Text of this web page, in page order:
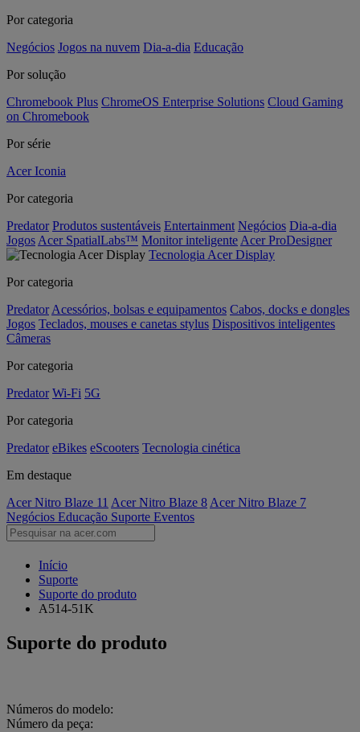
Por categoria
Negócios Jogos na nuvem Dia-a-dia Educação
Por solução
Chromebook Plus ChromeOS Enterprise Solutions Cloud Gaming
on Chromebook
Por série
Acer Iconia
Por categoria
Predator Produtos sustentáveis Entertainment Negócios Dia-a-dia
Jogos Acer SpatialLabs™ Monitor inteligente Acer ProDesigner
Tecnologia Acer Display
Por categoria
Predator Acessórios, bolsas e equipamentos Cabos, docks e dongles
Jogos Teclados, mouses e canetas stylus Dispositivos inteligentes
Câmeras
Por categoria
Predator Wi-Fi 5G
Por categoria
Predator eBikes eScooters Tecnologia cinética
Em destaque
Acer Nitro Blaze 11 Acer Nitro Blaze 8 Acer Nitro Blaze 7
Negócios Educação Suporte Eventos
Início
Suporte
Suporte do produto
A514-51K
Suporte do produto
Números do modelo:
Número da peça: